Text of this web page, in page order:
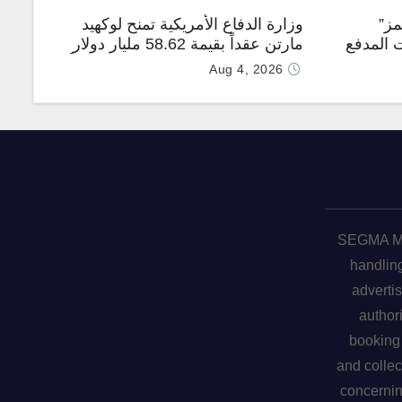
المدفع
وزارة الدفاع الأمريكية تمنح لوكهيد
مارتن عقداً بقيمة 58.62 مليار دولار
Aug 4, 2026
SEGMA
and